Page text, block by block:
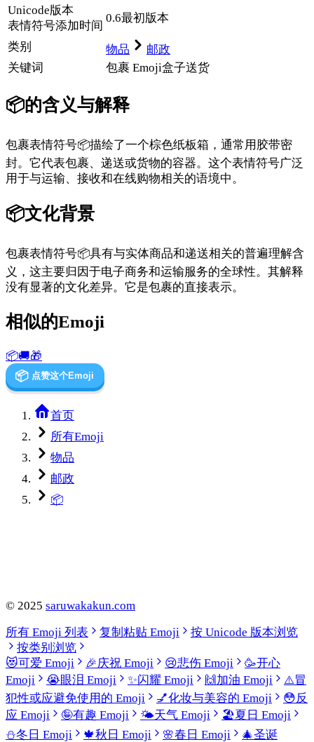
Unicode版本
表情符号添加时间
0.6最初版本
类别 物品
邮政
关键词
包裹 Emoji盒子送货
📦的含义与解释
包裹表情符号📦描绘了一个棕色纸板箱，通常用胶带密
封。它代表包裹、递送或货物的容器。这个表情符号广泛
用于与运输、接收和在线购物相关的语境中。
📦文化背景
包裹表情符号📦具有与实体商品和递送相关的普遍理解含
义，这主要归因于电子商务和运输服务的全球性。其解释
没有显著的文化差异。它是包裹的直接表示。
相似的Emoji
📦🚚🎁
📦 点赞这个Emoji
首页
所有Emoji
物品
邮政
📦
© 2025 saruwakakun.com
所有 Emoji 列表
复制粘贴 Emoji
按 Unicode 版本浏览
按类别浏览
😻可爱 Emoji 🎉庆祝 Emoji 😢悲伤 Emoji 🥳开心
Emoji
😭眼泪 Emoji ✨闪耀 Emoji 🙌加油 Emoji ⚠️冒
犯性或应避免使用的 Emoji
💅化妆与美容的 Emoji 😳反
应 Emoji
🤪有趣 Emoji 🌤️天气 Emoji 🏖️夏日 Emoji
⛄冬日 Emoji 🍁秋日 Emoji 🌸春日 Emoji 🎄圣诞